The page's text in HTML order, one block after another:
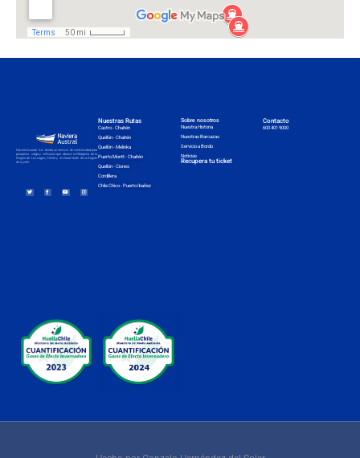
Naviera Austral S.A. brinda un servicio de conectividad para
pasajeros, carga y vehículos que abarca la Patagonia de la
Región de Los Lagos, Chiloé y el Litoral Norte de la Región
de Aysén.
Nuestras Rutas
Castro - Chaitén
Quellón - Chaitén
Quellón - Melinka
Puerto Montt - Chaitén
Quellón - Cisnes
Cordillera
Chile Chico - Puerto Ibañez
Sobre nosotros
Nuestra Historia
Nuestras Barcazas
Servicio a Bordo
Noticias
Recupera tu ticket
Contacto
600 401 9000